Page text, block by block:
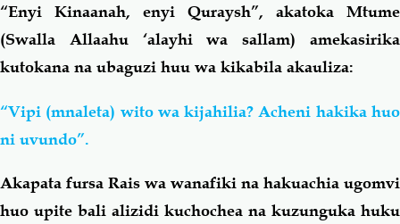
“Enyi Kinaanah, enyi Quraysh”, akatoka Mtume
(Swalla Allaahu ‘alayhi wa sallam) amekasirika
kutokana na ubaguzi huu wa kikabila akauliza:
“Vipi (mnaleta) wito wa kijahilia? Acheni hakika huo
ni uvundo”.
Akapata fursa Rais wa wanafiki na hakuachia ugomvi
huo upite bali alizidi kuchochea na kuzunguka huku